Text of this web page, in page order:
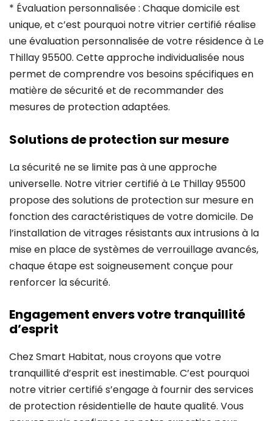
* Évaluation personnalisée : Chaque domicile est
unique, et c’est pourquoi notre vitrier certifié réalise
une évaluation personnalisée de votre résidence à Le
Thillay 95500. Cette approche individualisée nous
permet de comprendre vos besoins spécifiques en
matière de sécurité et de recommander des
mesures de protection adaptées.
Solutions de protection sur mesure
La sécurité ne se limite pas à une approche
universelle. Notre vitrier certifié à Le Thillay 95500
propose des solutions de protection sur mesure en
fonction des caractéristiques de votre domicile. De
l’installation de vitrages résistants aux intrusions à la
mise en place de systèmes de verrouillage avancés,
chaque étape est soigneusement conçue pour
renforcer la sécurité.
Engagement envers votre tranquillité
d’esprit
Chez Smart Habitat, nous croyons que votre
tranquillité d’esprit est inestimable. C’est pourquoi
notre vitrier certifié s’engage à fournir des services
de protection résidentielle de haute qualité. Vous